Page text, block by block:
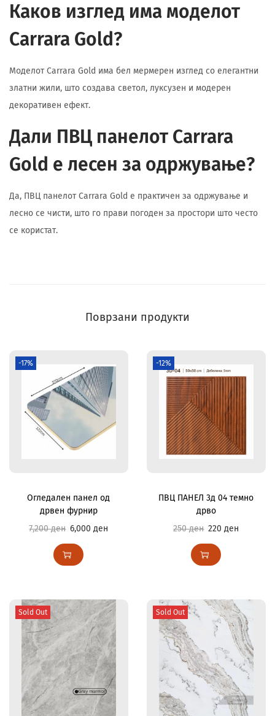
Каков изглед има моделот
Carrara Gold?
Моделот Carrara Gold има бел мермерен изглед со елегантни
златни жили, што создава светол, луксузен и модерен
декоративен ефект.
Дали ПВЦ панелот Carrara
Gold е лесен за одржување?
Да, ПВЦ панелот Carrara Gold е практичен за одржување и
лесно се чисти, што го прави погоден за простори што често
се користат.
Поврзани продукти
-17%
Огледален панел од
дрвен фурнир
7,200ден 6,000ден
-12%
ПВЦ ПАНЕЛ 3д 04 темно
дрво
250ден 220ден
Sold Out Sold Out